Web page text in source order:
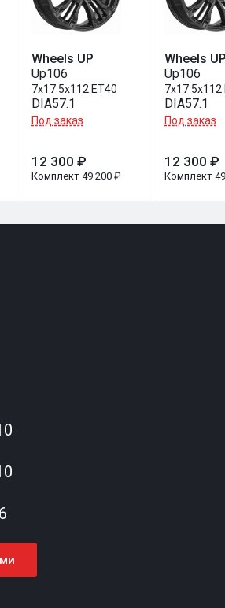
Wheels UP
Up106
7x17 5x112 ET40
DIA57.1
Под заказ
12 300 ₽
Комплект 49 200 ₽
Wheels
Up106
7x17 5x112
DIA57.1
Под заказ
12 300 ₽
Комплект